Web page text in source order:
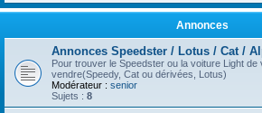
Annonces
Annonces Speedster / Lotus / Cat /
Pour trouver le Speedster ou la voiture Light de
vendre(Speedy, Cat ou dérivées, Lotus)
Modérateur : senior
Sujets : 8